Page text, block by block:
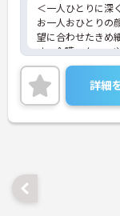
＜一人ひとりに深
お一人おひとりの
望に合わせたきめ
す。介護スタッフ
のメンバーと密に
よりよい暮らしを
え、実践していく
＜学びを全力サポ
ップ＞ケアマネジ
必要な知識を確認
的に「主任ケアマ
費用や更新費用も
現場での経験を積
詳細